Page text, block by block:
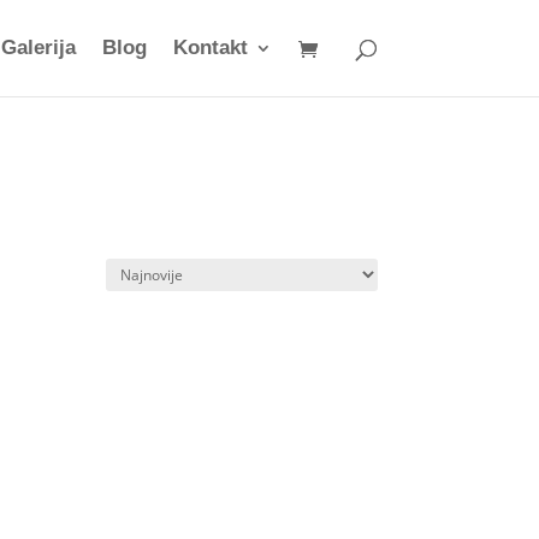
Galerija Blog Kontakt